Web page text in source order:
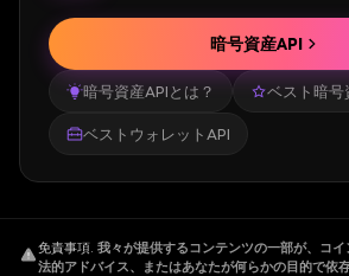
暗号資産APIとは？ ベスト暗号
ベストウォレットAPI
暗号資産API
免責事項. 我々が提供するコンテンツの一部が、コイ
法的アドバイス、またはあなたが何らかの目的で依